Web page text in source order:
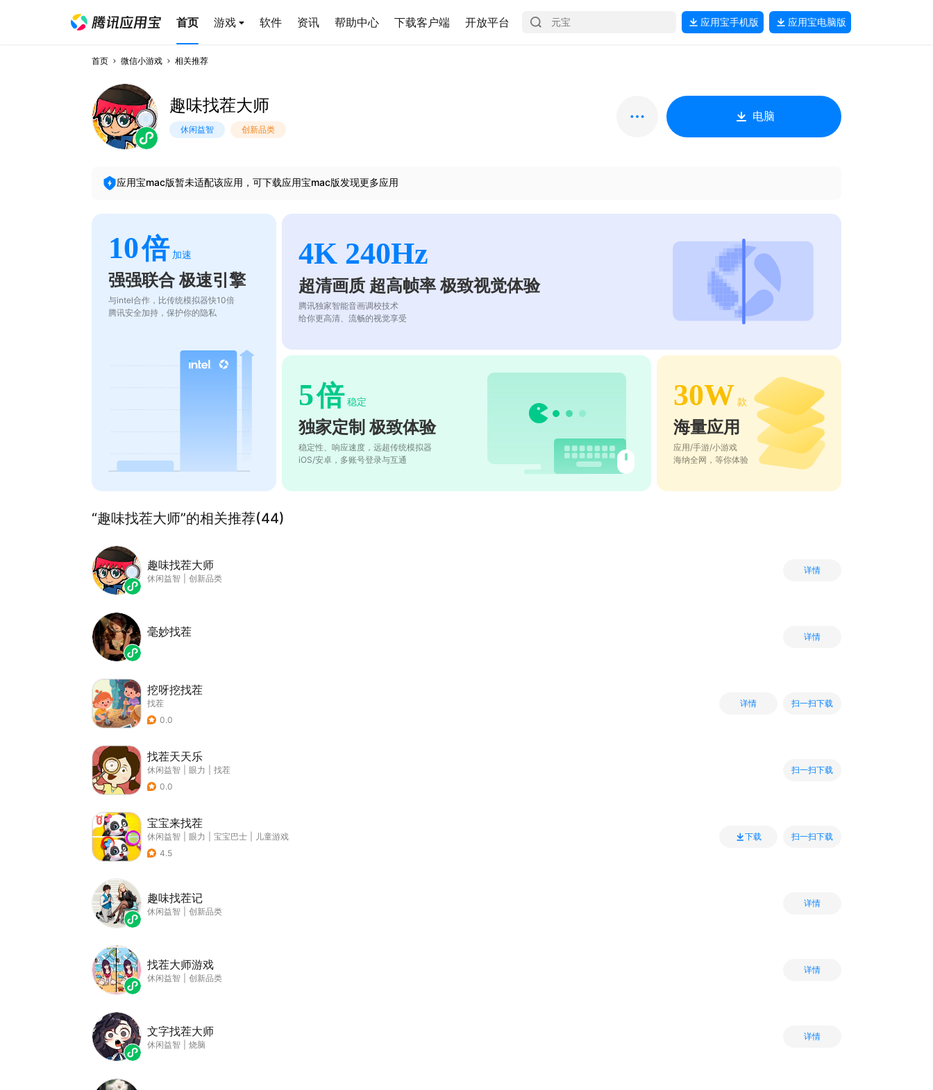
首页 游戏 软件 资讯 帮助中心 下载客户端 开放平台 应用宝手机版 应用宝电脑版
首页 微信小游戏 相关推荐
趣味找茬大师
休闲益智 创新品类
电脑
应用宝mac版暂未适配该应用，可下载应用宝mac版发现更多应用
10倍 加速
强强联合 极速引擎
与intel合作，比传统模拟器快10倍
腾讯安全加持，保护你的隐私
4K 240Hz
超清画质 超高帧率 极致视觉体验
腾讯独家智能音画调校技术
给你更高清、流畅的视觉享受
5倍 稳定
独家定制 极致体验
稳定性、响应速度，远超传统模拟器
iOS/安卓，多账号登录与互通
30W 款
海量应用
应用/手游/小游戏
海纳全网，等你体验
“趣味找茬大师”的相关推荐(44)
趣味找茬大师
休闲益智 创新品类
详情
毫妙找茬 详情
挖呀挖找茬
找茬
0.0
详情 扫一扫下载
找茬天天乐
休闲益智 眼力
找茬
0.0
扫一扫下载
宝宝来找茬
休闲益智 眼力 宝宝巴士
儿童游戏
4.5
下载 扫一扫下载
趣味找茬记
休闲益智 创新品类
详情
找茬大师游戏
休闲益智 创新品类
详情
文字找茬大师
休闲益智 烧脑
详情